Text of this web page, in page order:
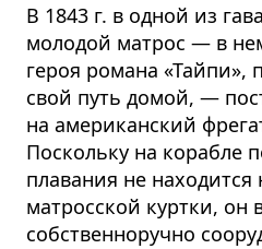
В 1843 г. в одной из
молодой матрос — в
героя романа
свой путь домой, —
на американский
Поскольку на корабле
плавания не
матросской куртки, он
собственноручно